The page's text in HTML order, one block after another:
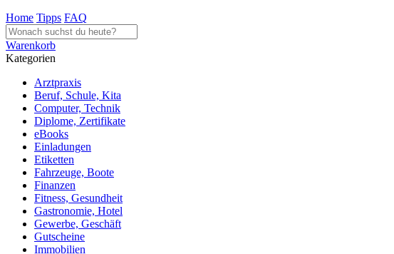
Home Tipps FAQ
Warenkorb
Kategorien
Arztpraxis
Beruf, Schule, Kita
Computer, Technik
Diplome, Zertifikate
eBooks
Einladungen
Etiketten
Fahrzeuge, Boote
Finanzen
Fitness, Gesundheit
Gastronomie, Hotel
Gewerbe, Geschäft
Gutscheine
Immobilien